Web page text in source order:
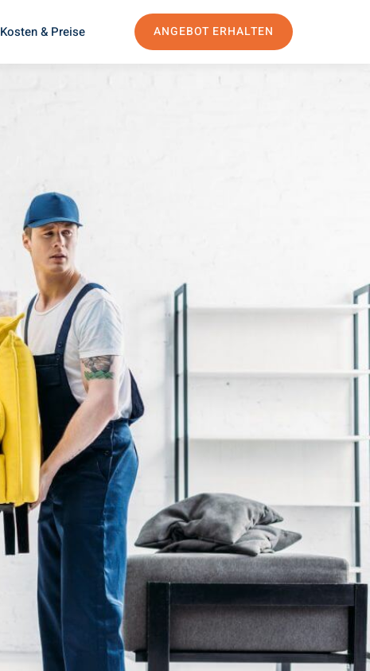
Kosten & Preise ANGEBOT ERHALTEN